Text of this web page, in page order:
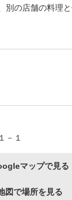
別の店舗の料理
－１
マップで見る
図で場所を見る